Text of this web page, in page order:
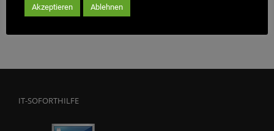
IT-SOFORTHILFE
Akzeptieren Ablehnen